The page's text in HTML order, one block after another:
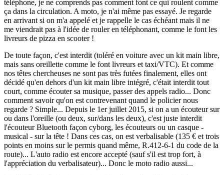
téléphone, je ne comprends pas comment font ce qui roulent comme
ça dans la circulation. A moto, je n'ai même pas essayé. Je regarde
en arrivant si on m'a appelé et je rappelle le cas échéant mais il ne
me viendrait pas à l'idée de rouler en téléphonant, comme le font les
livreurs de pizza en scooter !
De toute façon, c'est interdit (toléré en voiture avec un kit main libre,
mais sans oreillette comme le font livreurs et taxi/VTC). Et comme
nos têtes chercheuses ne sont pas très futées finalement, elles ont
décidé qu'en dehors d'un kit main libre intégré, c'était interdit tout
court, comme écouter sa musique, passer des appels radio... Donc
comment savoir qu'on est contrevenant quand le policier nous
regarde ? Simple... Depuis le 1er juillet 2015, si on a un écouteur sur
ou dans l'oreille (ou deux, sur/dans les deux), c'est juste interdit
l'écouteur Bluetooth façon cyborg, les écouteurs ou un casque -
musical - sur la tête ! Dans ces cas, on est verbalisable (135 € et trois
points en moins sur le permis quand même, R.412-6-1 du code de la
route)... L'auto radio est encore accepté (sauf s'il est trop fort, à
l'appréciation du verbalisateur)... Donc le moto radio aussi...